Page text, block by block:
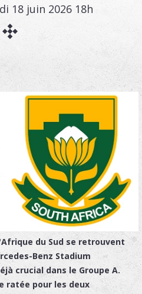
18 juin 2026 18h
du Sud se retrouvent
Benz Stadium
crucial dans le Groupe A.
ratée pour les deux